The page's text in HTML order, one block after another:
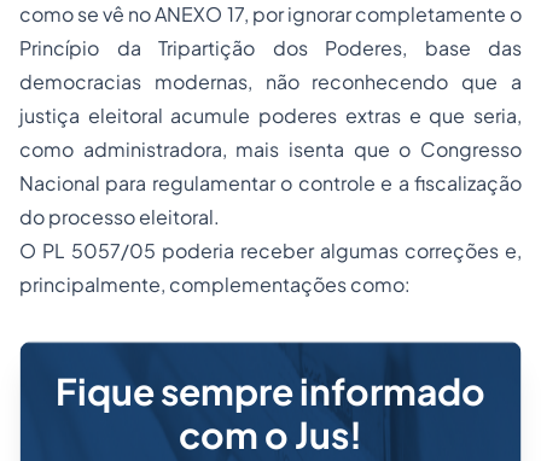
como se vê no ANEXO 17, por ignorar completamente o
Princípio da Tripartição dos Poderes, base das
democracias modernas, não reconhecendo que a
justiça eleitoral acumule poderes extras e que seria,
como administradora, mais isenta que o Congresso
Nacional para regulamentar o controle e a fiscalização
do processo eleitoral.
O PL 5057/05 poderia receber algumas correções e,
principalmente, complementações como:
Fique sempre informado
com o Jus!